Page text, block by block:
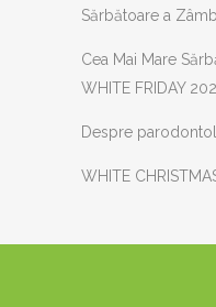
Sărbătoare a
Cea Mai Mare
WHITE FRIDAY
Despre
WHITE